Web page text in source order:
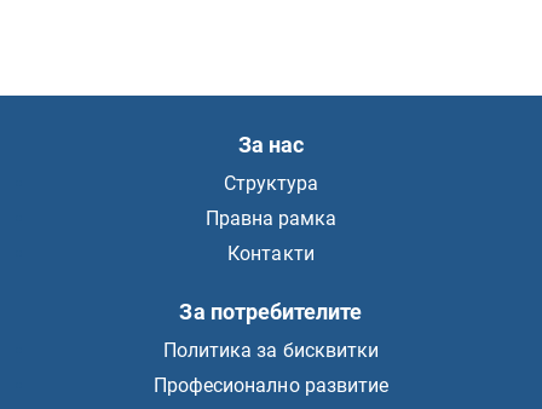
За нас
Структура
Правна рамка
Контакти
За потребителите
Политика за бисквитки
Професионално развитие